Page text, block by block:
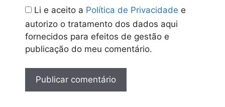
Li e aceito a Política de Privacidade e
autorizo o tratamento dos dados aqui
fornecidos para efeitos de gestão e
publicação do meu comentário.